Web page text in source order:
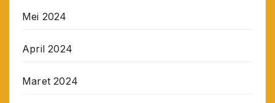
Mei 2024
April 2024
Maret 2024